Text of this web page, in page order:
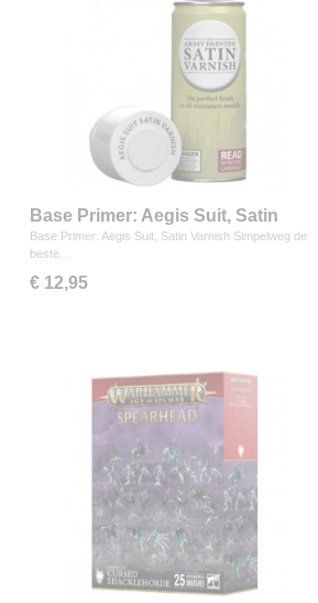
Base Primer: Aegis Suit, Satin
Varnish
Base Primer: Aegis Suit, Satin Varnish Simpelweg de
beste…
€ 12,95